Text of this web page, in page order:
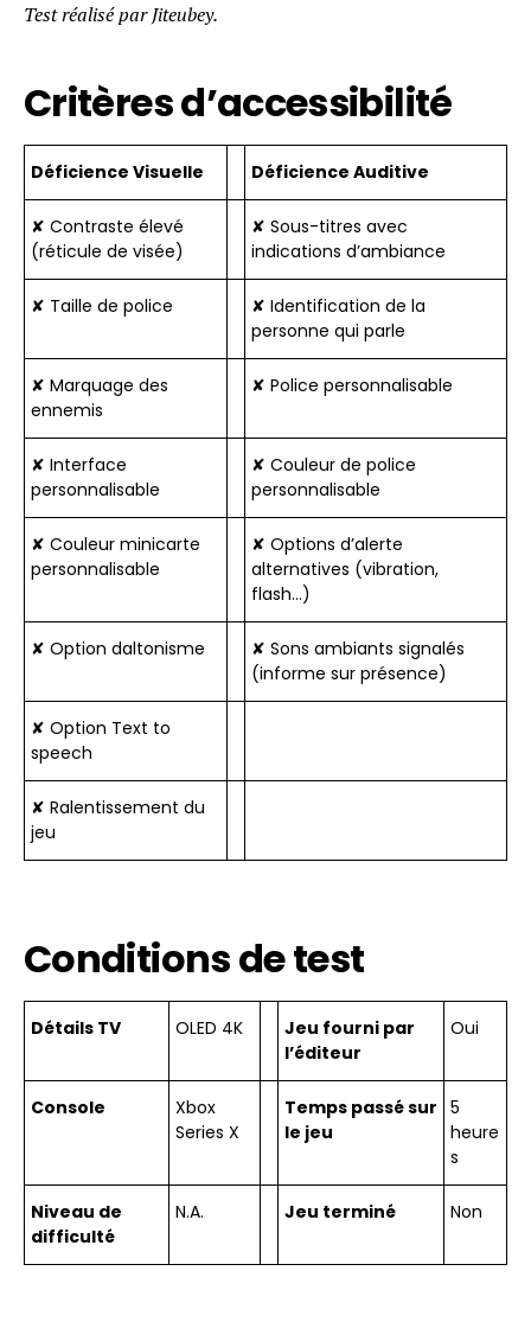
Test réalisé par Jiteubey.
Critères d’accessibilité
Déficience Visuelle Déficience Auditive
✘ Contraste élevé
(réticule de visée)
✘ Sous-titres avec
indications d’ambiance
✘ Taille de police
✘ Identification de la
personne qui parle
✘ Marquage des
ennemis
✘ Police personnalisable
✘ Interface
personnalisable
✘ Couleur de police
personnalisable
✘ Couleur minicarte
personnalisable
✘ Options d’alerte
alternatives (vibration,
flash…)
✘ Option daltonisme
✘ Sons ambiants signalés
(informe sur présence)
✘ Option Text to
speech
✘ Ralentissement du
jeu
Conditions de test
Détails TV OLED 4K
Jeu fourni par
l’éditeur
Oui
Console
Xbox
Series X
Temps passé sur
le jeu
5
heure
s
Niveau de
difficulté
N.A. Jeu terminé Non